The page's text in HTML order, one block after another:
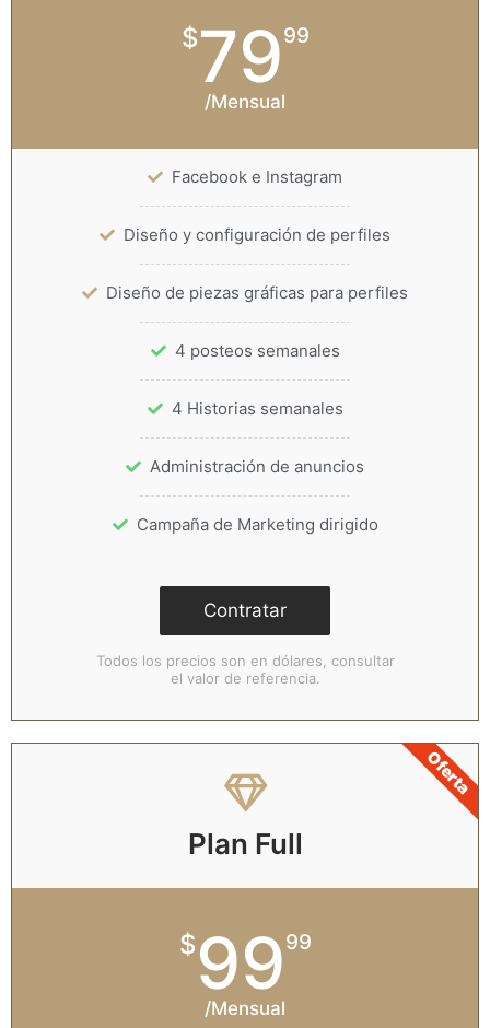
$7999
/Mensual
Facebook e Instagram
Diseño y configuración de perfiles
Diseño de piezas gráficas para perfiles
4 posteos semanales
4 Historias semanales
Administración de anuncios
Campaña de Marketing dirigido
Contratar
Todos los precios son en dólares, consultar
el valor de referencia.
Plan Full
$9999
/Mensual
Oferta